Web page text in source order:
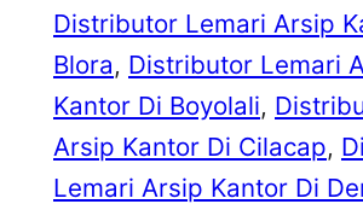
Distributor Lemari Arsip
Blora, Distributor Lemari
Kantor Di Boyolali,
Arsip Kantor Di Cilacap,
Lemari Arsip Kantor Di